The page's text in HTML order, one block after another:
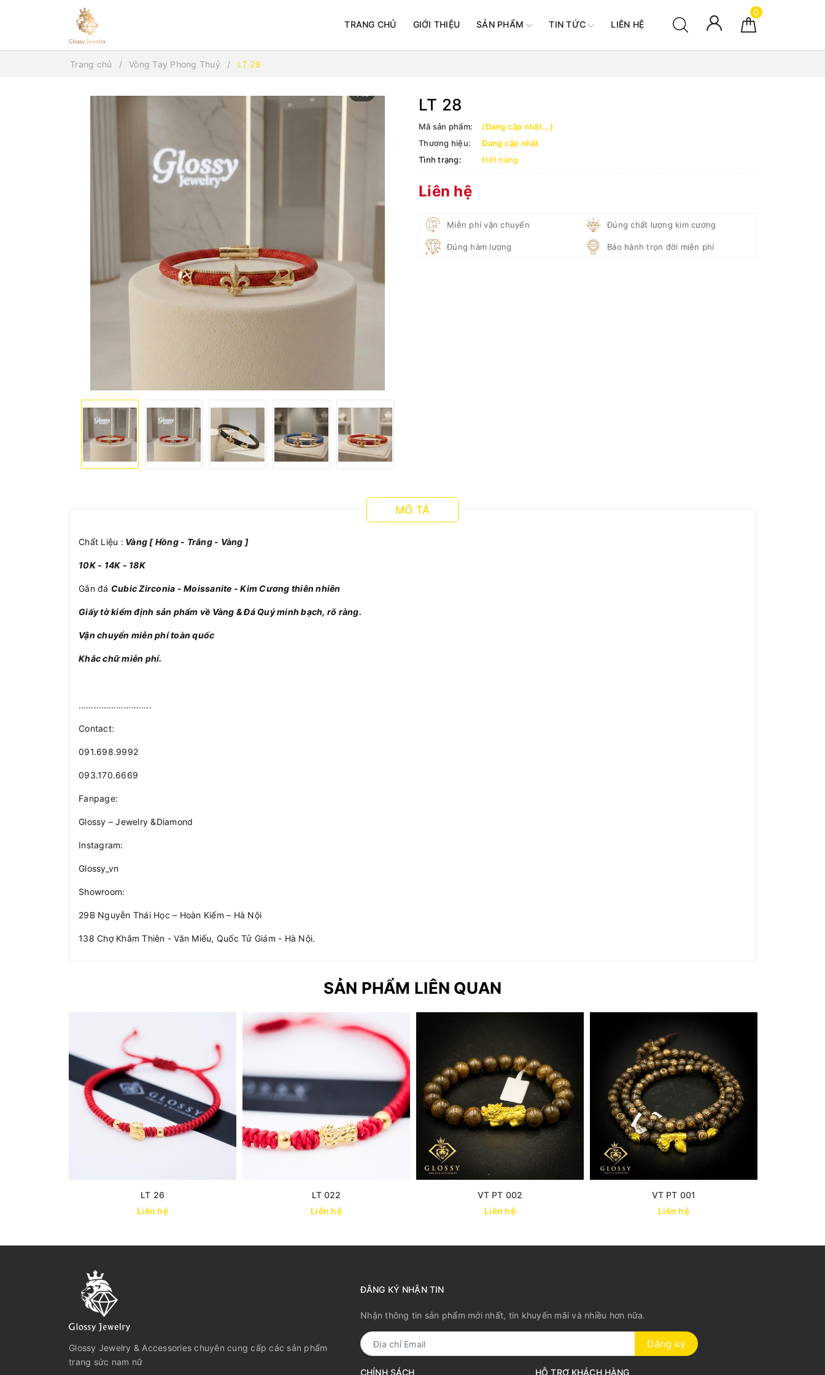
0
TRANG CHỦ
GIỚI THIỆU SẢN PHẨM TIN TỨC LIÊN HỆ
Trang chủ Vòng Tay Phong Thuỷ LT 28
LT 28
Mã sản phẩm:
(Đang cập nhật...)
Thương hiệu:
Đang cập nhật
Tình trạng:
Hết hàng
Liên hệ
Miễn phí vận chuyển Đúng chất lượng kim cương
Đúng hàm lượng Bảo hành trọn đời miễn phí
MÔ TẢ
Chất Liệu : Vàng [ Hồng - Trắng - Vàng ]
10K - 14K - 18K
Gắn đá Cubic Zirconia - Moissanite - Kim Cương thiên nhiên
Giấy tờ kiểm định sản phẩm về Vàng & Đá Quý minh bạch, rõ ràng.
Vận chuyển miễn phí toàn quốc
Khắc chữ miễn phí.
………………………..
Contact:
091.698.9992
093.170.6669
Fanpage:
Glossy – Jewelry &Diamond
Instagram:
Glossy_vn
Showroom:
29B Nguyễn Thái Học – Hoàn Kiếm – Hà Nội
138 Chợ Khâm Thiên - Văn Miếu, Quốc Tử Giám - Hà Nội.
SẢN PHẨM LIÊN QUAN
LT 26
Liên hệ
LT 022
Liên hệ
VT PT 002
Liên hệ
VT PT 001
Liên hệ
Glossy Jewelry & Accessories chuyên cung cấp các sản phẩm
trang sức nam nữ
ĐĂNG KÝ NHẬN TIN
Nhận thông tin sản phẩm mới nhất, tin khuyến mãi và nhiều hơn nữa.
Đăng ký
CHÍNH SÁCH HỖ TRỢ KHÁCH HÀNG